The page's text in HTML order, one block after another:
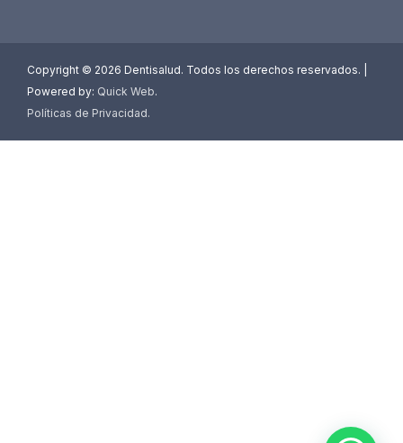
Copyright © 2026 Dentisalud. Todos los derechos reservados. |
Powered by: Quick Web.
Políticas de Privacidad.